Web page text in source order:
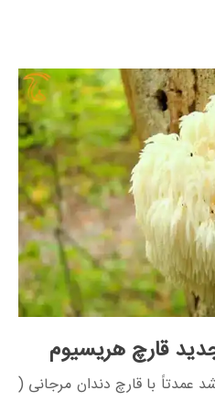
قارچ هریسیوم
عمدتاً با قارچ دندان مرجانی (